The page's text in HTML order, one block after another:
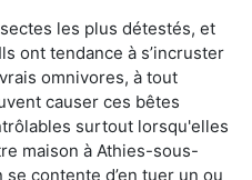
les plus détestés, et
ont tendance à s’incruster
omnivores, à tout
causer ces bêtes
surtout lorsqu'elles
maison à Athies-sous-
contente d’en tuer un ou